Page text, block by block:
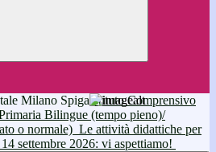
Istituto Comprensivo
Bilingue (tempo pieno)/
o normale) Le attività didattiche per
settembre 2026: vi aspettiamo!